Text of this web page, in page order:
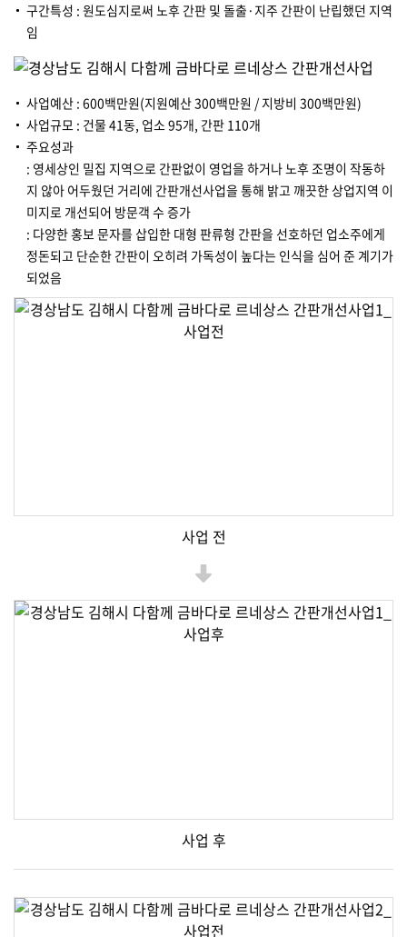
구간특성 : 원도심지로써 노후 간판 및 돌출·지주 간판이 난립했던 지역
임
사업예산 : 600백만원(지원예산 300백만원 / 지방비 300백만원)
사업규모 : 건물 41동, 업소 95개, 간판 110개
주요성과
: 영세상인 밀집 지역으로 간판없이 영업을 하거나 노후 조명이 작동하
지 않아 어두웠던 거리에 간판개선사업을 통해 밝고 깨끗한 상업지역 이
미지로 개선되어 방문객 수 증가
: 다양한 홍보 문자를 삽입한 대형 판류형 간판을 선호하던 업소주에게
정돈되고 단순한 간판이 오히려 가독성이 높다는 인식을 심어 준 계기가
되었음
사업 전
사업 후